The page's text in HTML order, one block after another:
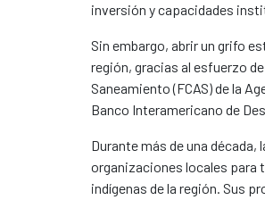
inversión y capacidades
Sin embargo, abrir un grifo
región, gracias al esfuerzo
Saneamiento (FCAS) de la
Banco Interamericano de
Durante más de una
organizaciones locales para
indígenas de la región. Sus